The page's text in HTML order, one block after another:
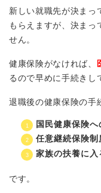
新しい就職先が決まっ
もらえますが、決まっ
せん。
健康保険がなければ、
るので早めに手続きし
退職後の健康保険の手
国民健康保険へ
任意継続保険制
家族の扶養に入
です。